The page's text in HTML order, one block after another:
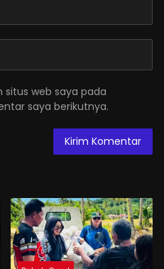
situs web saya pada
saya berikutnya.